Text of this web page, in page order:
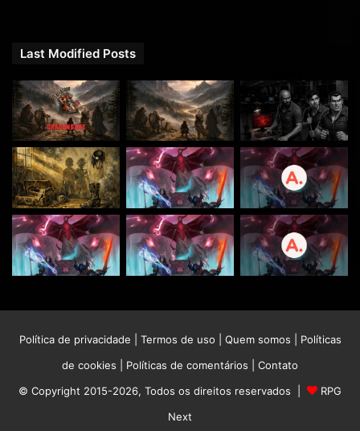
Last Modified Posts
Política de privacidade Termos de uso Quem somos
Políticas
de cookies
Políticas de comentários
Contato
© Copyright 2015-2026, Todos os direitos reservados |
RPG
Next